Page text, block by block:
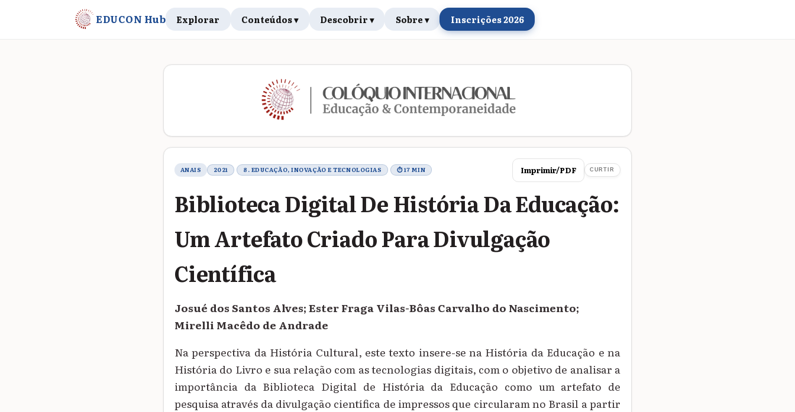
EDUCON Hub Explorar Conteúdos ▾ Descobrir ▾ Sobre ▾ Inscrições 2026
ANAIS 2021 8. EDUCAÇÃO, INOVAÇÃO E TECNOLOGIAS ⏱ 17 MIN Imprimir/PDF CURTIR
Biblioteca Digital De História Da Educação:
Um Artefato Criado Para Divulgação
Científica
Josué dos Santos Alves; Ester Fraga Vilas-Bôas Carvalho do Nascimento;
Mirelli Macêdo de Andrade
Na perspectiva da História Cultural, este texto insere-se na História da Educação e na
História do Livro e sua relação com as tecnologias digitais, com o objetivo de analisar a
importância da Biblioteca Digital de História da Educação como um artefato de
pesquisa através da divulgação científica de impressos que circularam no Brasil a partir